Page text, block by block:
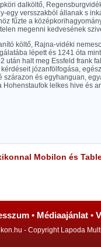
dalköltő,
egy versszakból állanak s
fűzte a
megenni kedvesének
költő, Rajna-vidéki
lépett és 1241 óta
után halt meg Essfeld frank
józanfölfogása,
szárazon és egyhanguan,
Hohenstaufok lelkes hive és
Mobilon és
• Médiaajánlat •
- Copyright Lapoda